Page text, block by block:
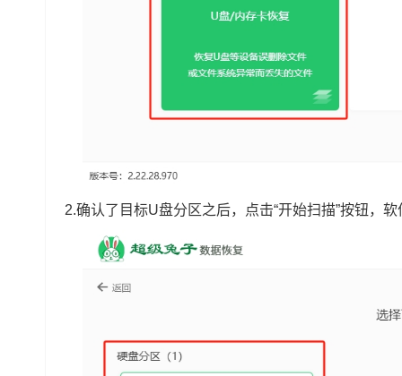
2.确认了目标U盘分区之后，点击“开始扫描”按钮，